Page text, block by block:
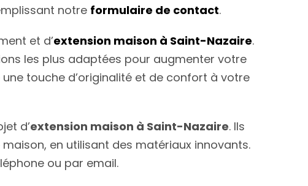
notre formulaire de contact.
et d’extension maison à Saint-Nazaire.
les plus adaptées pour augmenter votre
touche d’originalité et de confort à votre
d’extension maison à Saint-Nazaire. Ils
en utilisant des matériaux innovants.
ou par email.